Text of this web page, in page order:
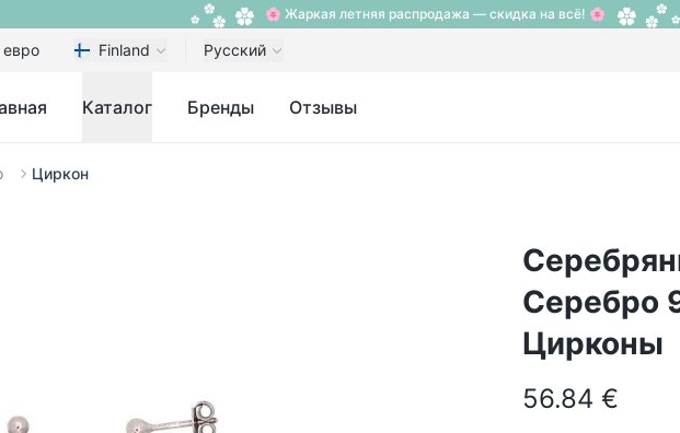
🌸 Жаркая летняя распродажа — скидка на всё! 🌸
евро Finland Русский
Каталог Бренды Отзывы
Циркон
Серебро
Цирконы
56.84 €